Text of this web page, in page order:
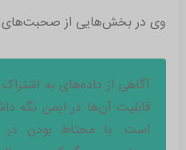
وی در بخش‌هایی از صحبت‌های
آگاهی از داده‌های به
قابلیت آن‌ها در ایمن نگه
است. با محتاط بودن در